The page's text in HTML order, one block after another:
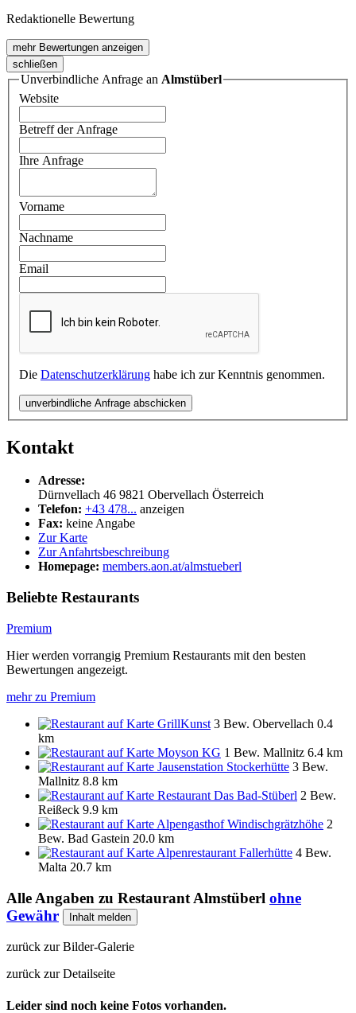
Redaktionelle Bewertung
mehr Bewertungen anzeigen
schließen
Unverbindliche Anfrage an Almstüberl
Website
Betreff der Anfrage
Ihre Anfrage
Vorname
Nachname
Email
Die Datenschutzerklärung habe ich zur Kenntnis genommen.
unverbindliche Anfrage abschicken
Kontakt
Adresse:
Dürnvellach 46 9821 Obervellach Österreich
Telefon: +43 478... anzeigen
Fax: keine Angabe
Zur Karte
Zur Anfahrtsbeschreibung
Homepage: members.aon.at/almstueberl
Beliebte Restaurants
Premium
Hier werden vorrangig Premium Restaurants mit den besten
Bewertungen angezeigt.
mehr zu Premium
GrillKunst 3 Bew. Obervellach 0.4
km
Moyson KG 1 Bew. Mallnitz 6.4 km
Jausenstation Stockerhütte 3 Bew.
Mallnitz 8.8 km
Restaurant Das Bad-Stüberl 2 Bew.
Reißeck 9.9 km
Alpengasthof Windischgrätzhöhe 2
Bew. Bad Gastein 20.0 km
Alpenrestaurant Fallerhütte 4 Bew.
Malta 20.7 km
Alle Angaben zu Restaurant Almstüberl ohne
Gewähr
Inhalt melden
zurück zur Bilder-Galerie
zurück zur Detailseite
Leider sind noch keine Fotos vorhanden.